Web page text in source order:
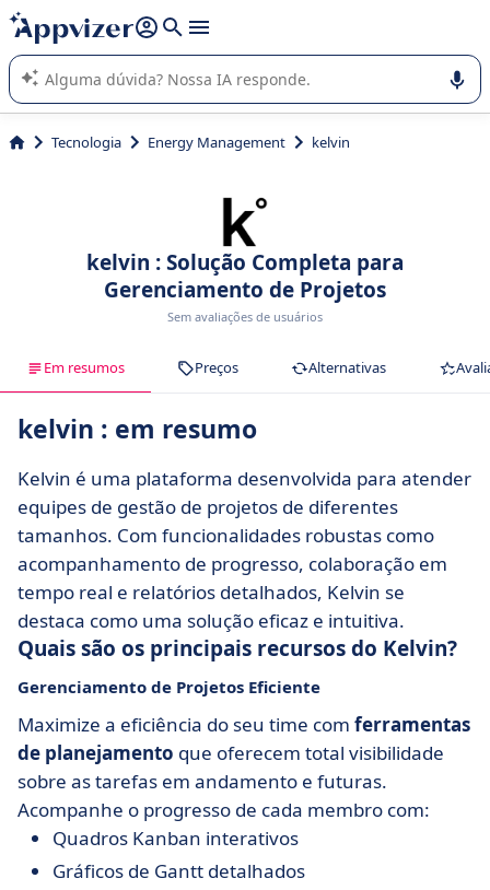
de nossa IA (várias linhas com
A IA do Appvizer o orienta no uso ou na seleção de software
SaaS para sua empresa.
Tecnologia Energy Management kelvin
kelvin : Solução Completa para
Gerenciamento de Projetos
Sem avaliações de usuários
Em resumos Preços Alternativas
kelvin : em resumo
Kelvin é uma plataforma desenvolvida para atender
equipes de gestão de projetos de diferentes
tamanhos. Com funcionalidades robustas como
acompanhamento de progresso, colaboração em
tempo real e relatórios detalhados, Kelvin se
destaca como uma solução eficaz e intuitiva.
Quais são os principais recursos do Kelvin?
Gerenciamento de Projetos Eficiente
Maximize a eficiência do seu time com ferramentas
de planejamento que oferecem total visibilidade
sobre as tarefas em andamento e futuras.
Acompanhe o progresso de cada membro com:
Quadros Kanban interativos
Gráficos de Gantt detalhados